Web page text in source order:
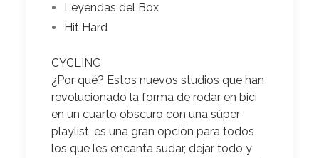
Leyendas del Box
Hit Hard
CYCLING
¿Por qué? Estos nuevos studios que han
revolucionado la forma de rodar en bici
en un cuarto obscuro con una súper
playlist, es una gran opción para todos
los que les encanta sudar, dejar todo y